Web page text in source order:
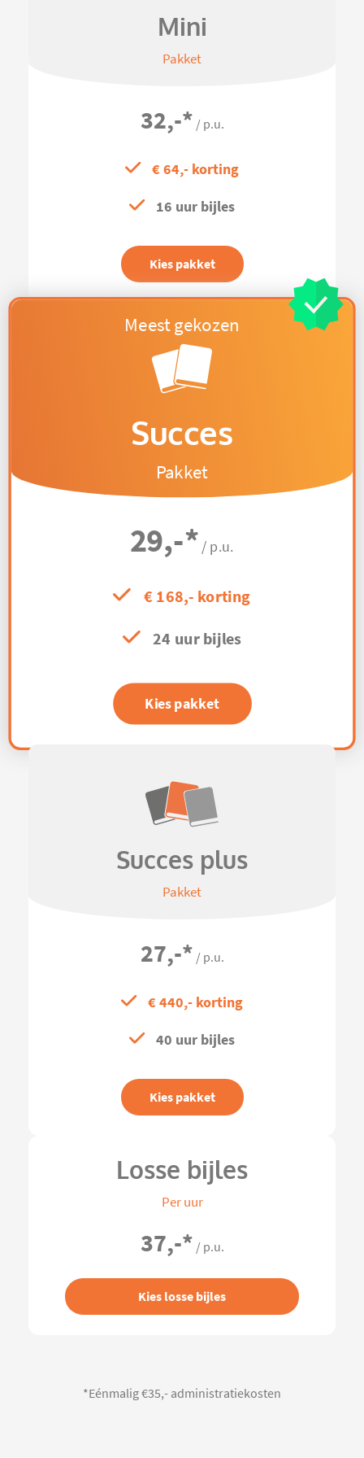
Mini
Pakket
32,-* / p.u.
€ 64,- korting
16 uur bijles
Kies pakket
Succes
Pakket
29,-* / p.u.
€ 168,- korting
24 uur bijles
Kies pakket
Succes plus
Pakket
27,-* / p.u.
€ 440,- korting
40 uur bijles
Kies pakket
Losse bijles
Per uur
37,-* / p.u.
Kies losse bijles
*Eénmalig €35,- administratiekosten